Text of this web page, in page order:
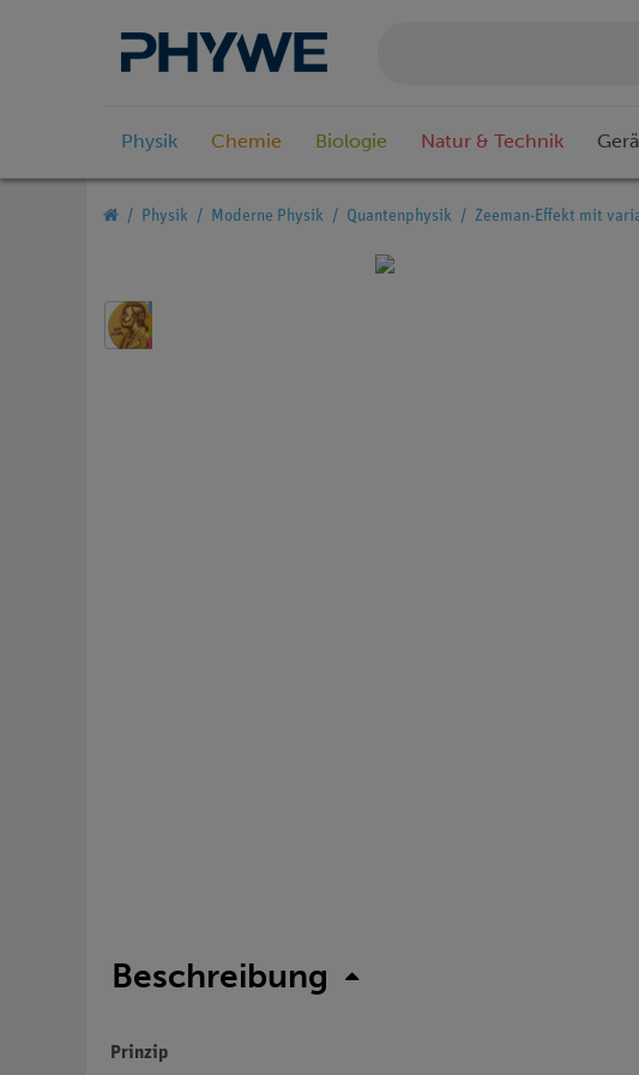
Physik Chemie Biologie Natur & Technik
Physik Moderne Physik Quantenphysik Zeeman-Effekt mit
Beschreibung
Prinzip